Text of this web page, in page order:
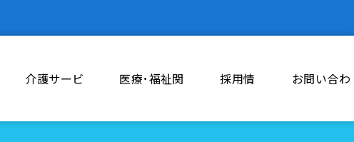
介護サービ 医療･福祉関 採用情 お問い合わ